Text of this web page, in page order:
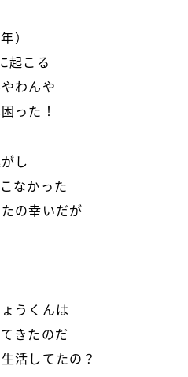
）
起こる
わんや
った！
し
なかった
の幸いだが
うくんは
きたのだ
活してたの？